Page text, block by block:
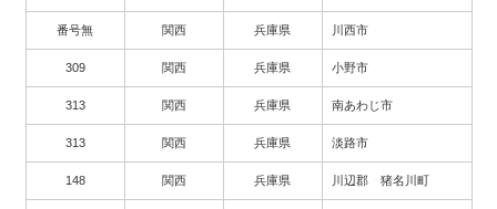
番号無 関西 兵庫県 川西市
309 関西 兵庫県 小野市
313 関西 兵庫県 南あわじ市
313 関西 兵庫県 淡路市
148 関西 兵庫県 川辺郡 猪名川町